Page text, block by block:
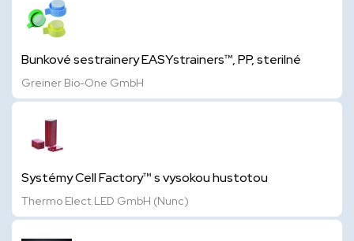
Bunkové sestrainery EASYstrainers™, PP, sterilné
Greiner Bio-One GmbH
Systémy Cell Factory™ s vysokou hustotou
Thermo Elect.LED GmbH (Nunc)